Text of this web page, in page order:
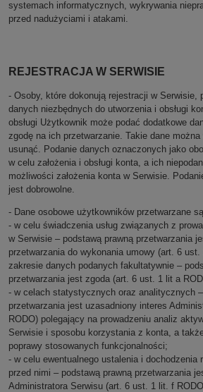
systemach informatycznych, wykrywania
przed nadużyciami i atakami.
REJESTRACJA W SERWISIE
- Osoby, które dokonują rejestracji w Serwisie,
danych niezbędnych do utworzenia i obsługi
obsługi Użytkownik może podać dodatkowe
zgodę na ich przetwarzanie. Takie dane
usunąć. Podanie danych oznaczonych jako
w celu założenia i obsługi konta, a ich
możliwości założenia konta w Serwisie .
jest dobrowolne.
- Dane osobowe użytkowników przetwarzane
- w celu świadczenia usług związanych z
w Serwisie – podstawą prawną przetwarzania
przetwarzania do wykonania umowy (art. 6
zakresie danych podanych fakultatywnie –
przetwarzania jest zgoda (art. 6 ust. 1 lit a
- w celach statystycznych oraz analitycznych
przetwarzania jest uzasadniony interes
RODO) polegający na prowadzeniu analiz
Serwisie i sposobu korzystania z konta, a
poprawy stosowanych funkcjonalności;
- w celu ewentualnego ustalenia i dochodzenia
przed nimi – podstawą prawną przetwarzania
Administratora Serwisu (art. 6 ust. 1 lit. f